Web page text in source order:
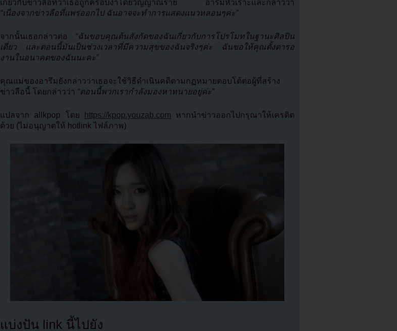
เกี่ยวกับข่าวลือที่ว่าเธอถูกครอบงำโดยวิญญาณร้าย อารึมหัวเราะและกล่าวว่า
“เนื่องจากข่าวลือที่แพร่ออกไป ฉันอาจจะทำการแสดงแนวหลอนๆค่ะ”
จากนั้นเธอกล่าวต่อ “ฉันขอบคุณต้นสังกัดของฉันเกี่ยวกับการโปรโมทในฐานะศิลปิน
เดี่ยว และตอนนี้มันเป็นช่วงเวลาที่มีความสุขของฉันจริงๆค่ะ ฉันขอให้คุณตั้งตารอ
งานในอนาคตของฉันนะคะ”
คุณแม่ของอารึมยังกล่าวว่าเธอจะใช้วิธีดำเนินคดีตามกฏหมายตอบโต้ต่อผู้ที่สร้าง
ข่าวลือนี้ โดยกล่าวว่า “ตอนนี้พวกเรากำลังมองหาทนายอยู่ค่ะ”
แปลจาก allkpop โดย https://kpop.youzab.com หากนำข่าวออกไปกรุณาให้เครดิต
ด้วย (ไม่อนุญาตให้ hotlink ไฟล์ภาพ)
แบ่งปัน link นี้ไปยัง